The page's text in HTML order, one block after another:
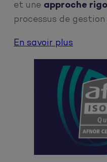
et une approche
processus de
En savoir plus